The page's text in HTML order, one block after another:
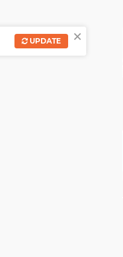
×
UPDATE